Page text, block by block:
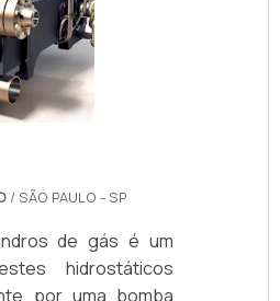
DESTACAR
.
/ SÃO PAULO - SP
de gás é um
hidrostáticos
por uma bomba